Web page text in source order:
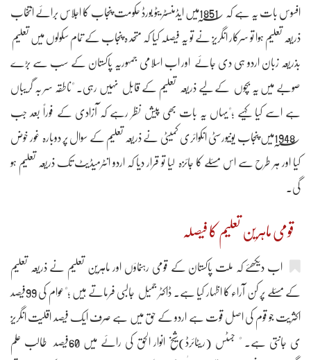
افسوس بات یہ ہے کہ 1851؁میں ایڈمنسٹر یٹو بورڈ حکومت پنجاب کا اجلاس برائے انتخاب
ذریعہ تعلیم ہوا تو سرکار انگریز نے تو یہ فیصلہ کیا کہ متحد ہ پنجاب کے تمام سکولوں میں تعلیم
بذریعہ زبان اردو ہی دی جائے اور اب اسلامی جمہوریہ پاکستان کے سب سے بڑے
صوبے میں یہ بچوں کے لیے ذریعہ تعلیم کے قابل نہیں رہی۔ "ناطقہ سر بہ گریباں
ہے اسے کیا کہیے ؛"یہاں یہ بات بھی پیش نظر رہے کہ آزادی کے فوراً بعد جب
1948؁میں پنجاب یونیورسٹی انکوائری کمیٹی نے ذریعہ تعلیم کے سوال پر دوبارہ غور خوض
کیا اور ہر طرح سے اس مسئلے کا جائزہ لیا تو قرار دیا کہ اردو انٹرمیڈیٹ تک ذریعہ تعلیم ہو
گی۔
قومی ماہرین تعلیم کا فیصلہ
اب دیکھئے کہ ملت پاکستان کے قومی رہنماؤں اور ماہرین تعلیم نے ذریعہ تعلیم
کے مسئلے پر کن آراء کا اظہار کیا ہے۔ ڈاکٹر جمیل جالبی فرماتے ہیں ؛"عوام کی 99فیصد
اکثریت جو قوم کی اصل قوت ہے اردو کے حق میں ہے صرف ایک فیصد اقلیت انگریز
ی جانتی ہے۔ " جسٹس (ریٹائرڈ)شیخ انوار الحق کی رائے میں 60فیصد طالب علم